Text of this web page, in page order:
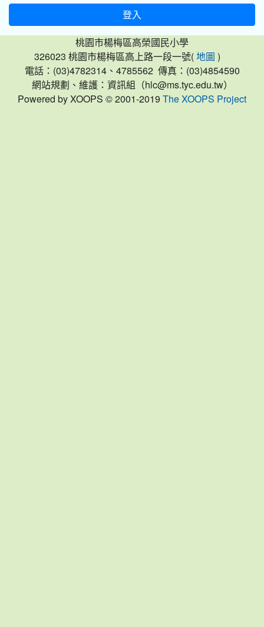
登入
桃園市楊梅區高榮國民小學
326023 桃園市楊梅區高上路一段一號( 地圖 )
電話：(03)4782314、4785562 傳真：(03)4854590
網站規劃、維護：資訊組（hlc@ms.tyc.edu.tw）
Powered by XOOPS © 2001-2019 The XOOPS Project